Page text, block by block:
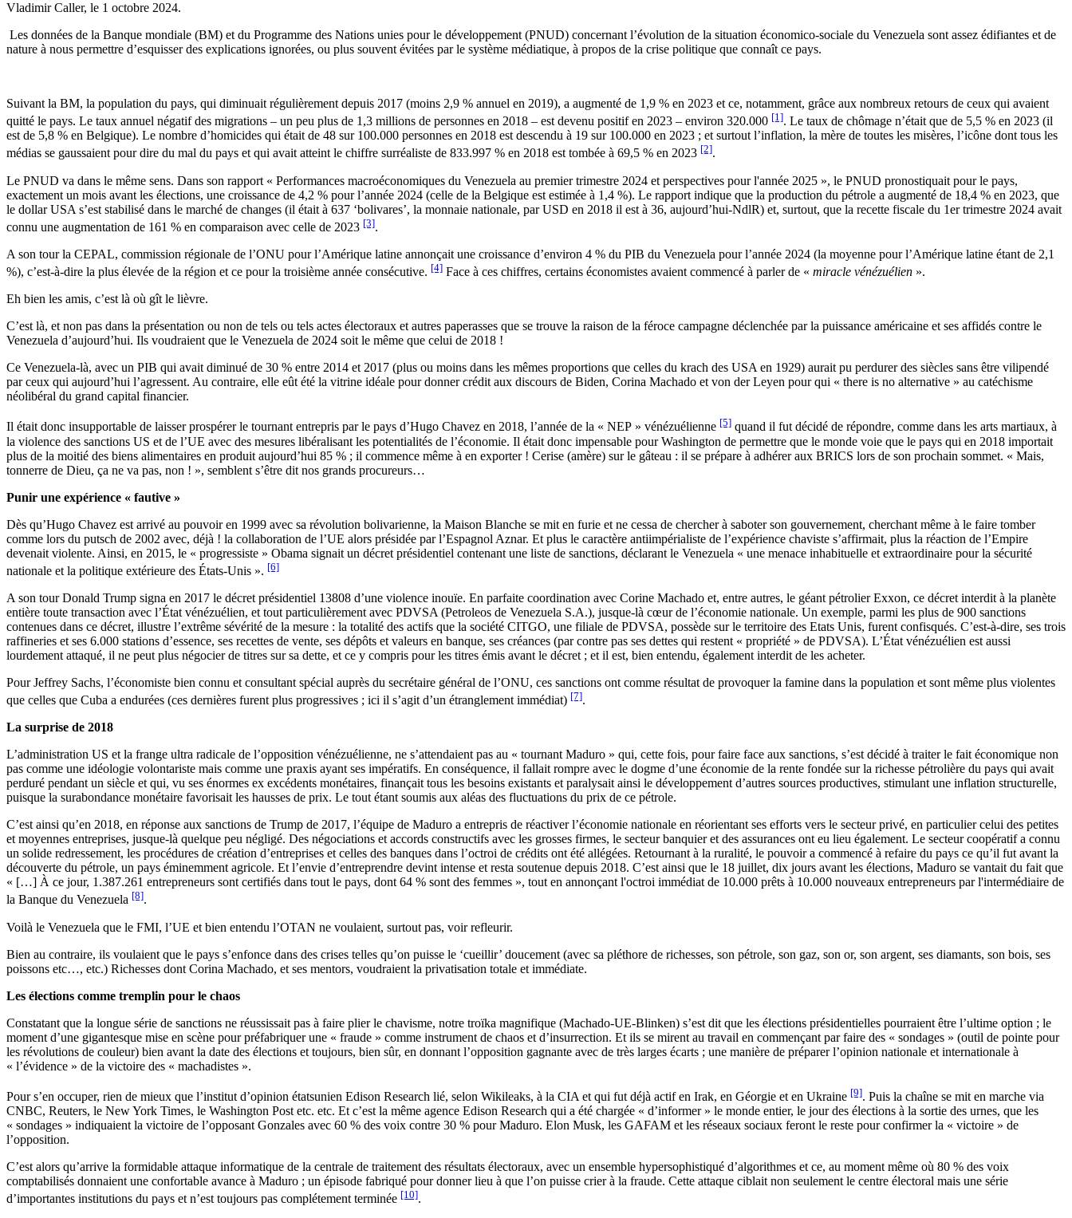
Vladimir Caller, le 1 octobre 2024.
Les données de la Banque mondiale (BM) et du Programme des Nations unies pour le développement (PNUD) concernant l’évolution de la situation économico-sociale du Venezuela sont assez édifiantes et de
nature à nous permettre d’esquisser des explications ignorées, ou plus souvent évitées par le système médiatique, à propos de la crise politique que connaît ce pays.
Suivant la BM, la population du pays, qui diminuait régulièrement depuis 2017 (moins 2,9 % annuel en 2019), a augmenté de 1,9 % en 2023 et ce, notamment, grâce aux nombreux retours de ceux qui avaient
quitté le pays. Le taux annuel négatif des migrations – un peu plus de 1,3 millions de personnes en 2018 – est devenu positif en 2023 – environ 320.000 [1]. Le taux de chômage n’était que de 5,5 % en 2023 (il
est de 5,8 % en Belgique). Le nombre d’homicides qui était de 48 sur 100.000 personnes en 2018 est descendu à 19 sur 100.000 en 2023 ; et surtout l’inflation, la mère de toutes les misères, l’icône dont tous les
médias se gaussaient pour dire du mal du pays et qui avait atteint le chiffre surréaliste de 833.997 % en 2018 est tombée à 69,5 % en 2023 [2].
Le PNUD va dans le même sens. Dans son rapport « Performances macroéconomiques du Venezuela au premier trimestre 2024 et perspectives pour l'année 2025 », le PNUD pronostiquait pour le pays,
exactement un mois avant les élections, une croissance de 4,2 % pour l’année 2024 (celle de la Belgique est estimée à 1,4 %). Le rapport indique que la production du pétrole a augmenté de 18,4 % en 2023, que
le dollar USA s’est stabilisé dans le marché de changes (il était à 637 ‘bolivares’, la monnaie nationale, par USD en 2018 il est à 36, aujourd’hui-NdlR) et, surtout, que la recette fiscale du 1er trimestre 2024 avait
connu une augmentation de 161 % en comparaison avec celle de 2023 [3].
A son tour la CEPAL, commission régionale de l’ONU pour l’Amérique latine annonçait une croissance d’environ 4 % du PIB du Venezuela pour l’année 2024 (la moyenne pour l’Amérique latine étant de 2,1
%), c’est-à-dire la plus élevée de la région et ce pour la troisième année consécutive. [4] Face à ces chiffres, certains économistes avaient commencé à parler de « miracle vénézuélien ».
Eh bien les amis, c’est là où gît le lièvre.
C’est là, et non pas dans la présentation ou non de tels ou tels actes électoraux et autres paperasses que se trouve la raison de la féroce campagne déclenchée par la puissance américaine et ses affidés contre le
Venezuela d’aujourd’hui. Ils voudraient que le Venezuela de 2024 soit le même que celui de 2018 !
Ce Venezuela-là, avec un PIB qui avait diminué de 30 % entre 2014 et 2017 (plus ou moins dans les mêmes proportions que celles du krach des USA en 1929) aurait pu perdurer des siècles sans être vilipendé
par ceux qui aujourd’hui l’agressent. Au contraire, elle eût été la vitrine idéale pour donner crédit aux discours de Biden, Corina Machado et von der Leyen pour qui « there is no alternative » au catéchisme
néolibéral du grand capital financier.
Il était donc insupportable de laisser prospérer le tournant entrepris par le pays d’Hugo Chavez en 2018, l’année de la « NEP » vénézuélienne [5] quand il fut décidé de répondre, comme dans les arts martiaux, à
la violence des sanctions US et de l’UE avec des mesures libéralisant les potentialités de l’économie. Il était donc impensable pour Washington de permettre que le monde voie que le pays qui en 2018 importait
plus de la moitié des biens alimentaires en produit aujourd’hui 85 % ; il commence même à en exporter ! Cerise (amère) sur le gâteau : il se prépare à adhérer aux BRICS lors de son prochain sommet. « Mais,
tonnerre de Dieu, ça ne va pas, non ! », semblent s’être dit nos grands procureurs…
Punir une expérience « fautive »
Dès qu’Hugo Chavez est arrivé au pouvoir en 1999 avec sa révolution bolivarienne, la Maison Blanche se mit en furie et ne cessa de chercher à saboter son gouvernement, cherchant même à le faire tomber
comme lors du putsch de 2002 avec, déjà ! la collaboration de l’UE alors présidée par l’Espagnol Aznar. Et plus le caractère antiimpérialiste de l’expérience chaviste s’affirmait, plus la réaction de l’Empire
devenait violente. Ainsi, en 2015, le « progressiste » Obama signait un décret présidentiel contenant une liste de sanctions, déclarant le Venezuela « une menace inhabituelle et extraordinaire pour la sécurité
nationale et la politique extérieure des États-Unis ». [6]
A son tour Donald Trump signa en 2017 le décret présidentiel 13808 d’une violence inouïe. En parfaite coordination avec Corine Machado et, entre autres, le géant pétrolier Exxon, ce décret interdit à la planète
entière toute transaction avec l’État vénézuélien, et tout particulièrement avec PDVSA (Petroleos de Venezuela S.A.), jusque-là cœur de l’économie nationale. Un exemple, parmi les plus de 900 sanctions
contenues dans ce décret, illustre l’extrême sévérité de la mesure : la totalité des actifs que la société CITGO, une filiale de PDVSA, possède sur le territoire des Etats Unis, furent confisqués. C’est-à-dire, ses trois
raffineries et ses 6.000 stations d’essence, ses recettes de vente, ses dépôts et valeurs en banque, ses créances (par contre pas ses dettes qui restent « propriété » de PDVSA). L’État vénézuélien est aussi
lourdement attaqué, il ne peut plus négocier de titres sur sa dette, et ce y compris pour les titres émis avant le décret ; et il est, bien entendu, également interdit de les acheter.
Pour Jeffrey Sachs, l’économiste bien connu et consultant spécial auprès du secrétaire général de l’ONU, ces sanctions ont comme résultat de provoquer la famine dans la population et sont même plus violentes
que celles que Cuba a endurées (ces dernières furent plus progressives ; ici il s’agit d’un étranglement immédiat) [7].
La surprise de 2018
L’administration US et la frange ultra radicale de l’opposition vénézuélienne, ne s’attendaient pas au « tournant Maduro » qui, cette fois, pour faire face aux sanctions, s’est décidé à traiter le fait économique non
pas comme une idéologie volontariste mais comme une praxis ayant ses impératifs. En conséquence, il fallait rompre avec le dogme d’une économie de la rente fondée sur la richesse pétrolière du pays qui avait
perduré pendant un siècle et qui, vu ses énormes ex excédents monétaires, finançait tous les besoins existants et paralysait ainsi le développement d’autres sources productives, stimulant une inflation structurelle,
puisque la surabondance monétaire favorisait les hausses de prix. Le tout étant soumis aux aléas des fluctuations du prix de ce pétrole.
C’est ainsi qu’en 2018, en réponse aux sanctions de Trump de 2017, l’équipe de Maduro a entrepris de réactiver l’économie nationale en réorientant ses efforts vers le secteur privé, en particulier celui des petites
et moyennes entreprises, jusque-là quelque peu négligé. Des négociations et accords constructifs avec les grosses firmes, le secteur banquier et des assurances ont eu lieu également. Le secteur coopératif a connu
un solide redressement, les procédures de création d’entreprises et celles des banques dans l’octroi de crédits ont été allégées. Retournant à la ruralité, le pouvoir a commencé à refaire du pays ce qu’il fut avant la
découverte du pétrole, un pays éminemment agricole. Et l’envie d’entreprendre devint intense et resta soutenue depuis 2018. C’est ainsi que le 18 juillet, dix jours avant les élections, Maduro se vantait du fait que
« […] À ce jour, 1.387.261 entrepreneurs sont certifiés dans tout le pays, dont 64 % sont des femmes », tout en annonçant l'octroi immédiat de 10.000 prêts à 10.000 nouveaux entrepreneurs par l'intermédiaire de
la Banque du Venezuela [8].
Voilà le Venezuela que le FMI, l’UE et bien entendu l’OTAN ne voulaient, surtout pas, voir refleurir.
Bien au contraire, ils voulaient que le pays s’enfonce dans des crises telles qu’on puisse le ‘cueillir’ doucement (avec sa pléthore de richesses, son pétrole, son gaz, son or, son argent, ses diamants, son bois, ses
poissons etc…, etc.) Richesses dont Corina Machado, et ses mentors, voudraient la privatisation totale et immédiate.
Les élections comme tremplin pour le chaos
Constatant que la longue série de sanctions ne réussissait pas à faire plier le chavisme, notre troïka magnifique (Machado-UE-Blinken) s’est dit que les élections présidentielles pourraient être l’ultime option ; le
moment d’une gigantesque mise en scène pour préfabriquer une « fraude » comme instrument de chaos et d’insurrection. Et ils se mirent au travail en commençant par faire des « sondages » (outil de pointe pour
les révolutions de couleur) bien avant la date des élections et toujours, bien sûr, en donnant l’opposition gagnante avec de très larges écarts ; une manière de préparer l’opinion nationale et internationale à
« l’évidence » de la victoire des « machadistes ».
Pour s’en occuper, rien de mieux que l’institut d’opinion étatsunien Edison Research lié, selon Wikileaks, à la CIA et qui fut déjà actif en Irak, en Géorgie et en Ukraine [9]. Puis la chaîne se mit en marche via
CNBC, Reuters, le New York Times, le Washington Post etc. etc. Et c’est la même agence Edison Research qui a été chargée « d’informer » le monde entier, le jour des élections à la sortie des urnes, que les
« sondages » indiquaient la victoire de l’opposant Gonzales avec 60 % des voix contre 30 % pour Maduro. Elon Musk, les GAFAM et les réseaux sociaux feront le reste pour confirmer la « victoire » de
l’opposition.
C’est alors qu’arrive la formidable attaque informatique de la centrale de traitement des résultats électoraux, avec un ensemble hypersophistiqué d’algorithmes et ce, au moment même où 80 % des voix
comptabilisés donnaient une confortable avance à Maduro ; un épisode fabriqué pour donner lieu à que l’on puisse crier à la fraude. Cette attaque ciblait non seulement le centre électoral mais une série
d’importantes institutions du pays et n’est toujours pas complétement terminée [10].